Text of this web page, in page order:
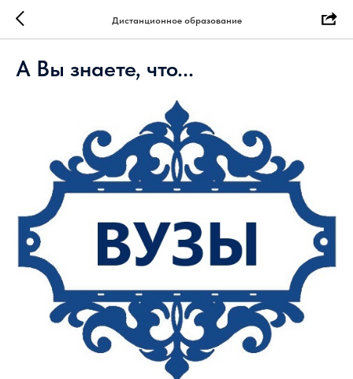
Дистанционное образование
А Вы знаете, что...